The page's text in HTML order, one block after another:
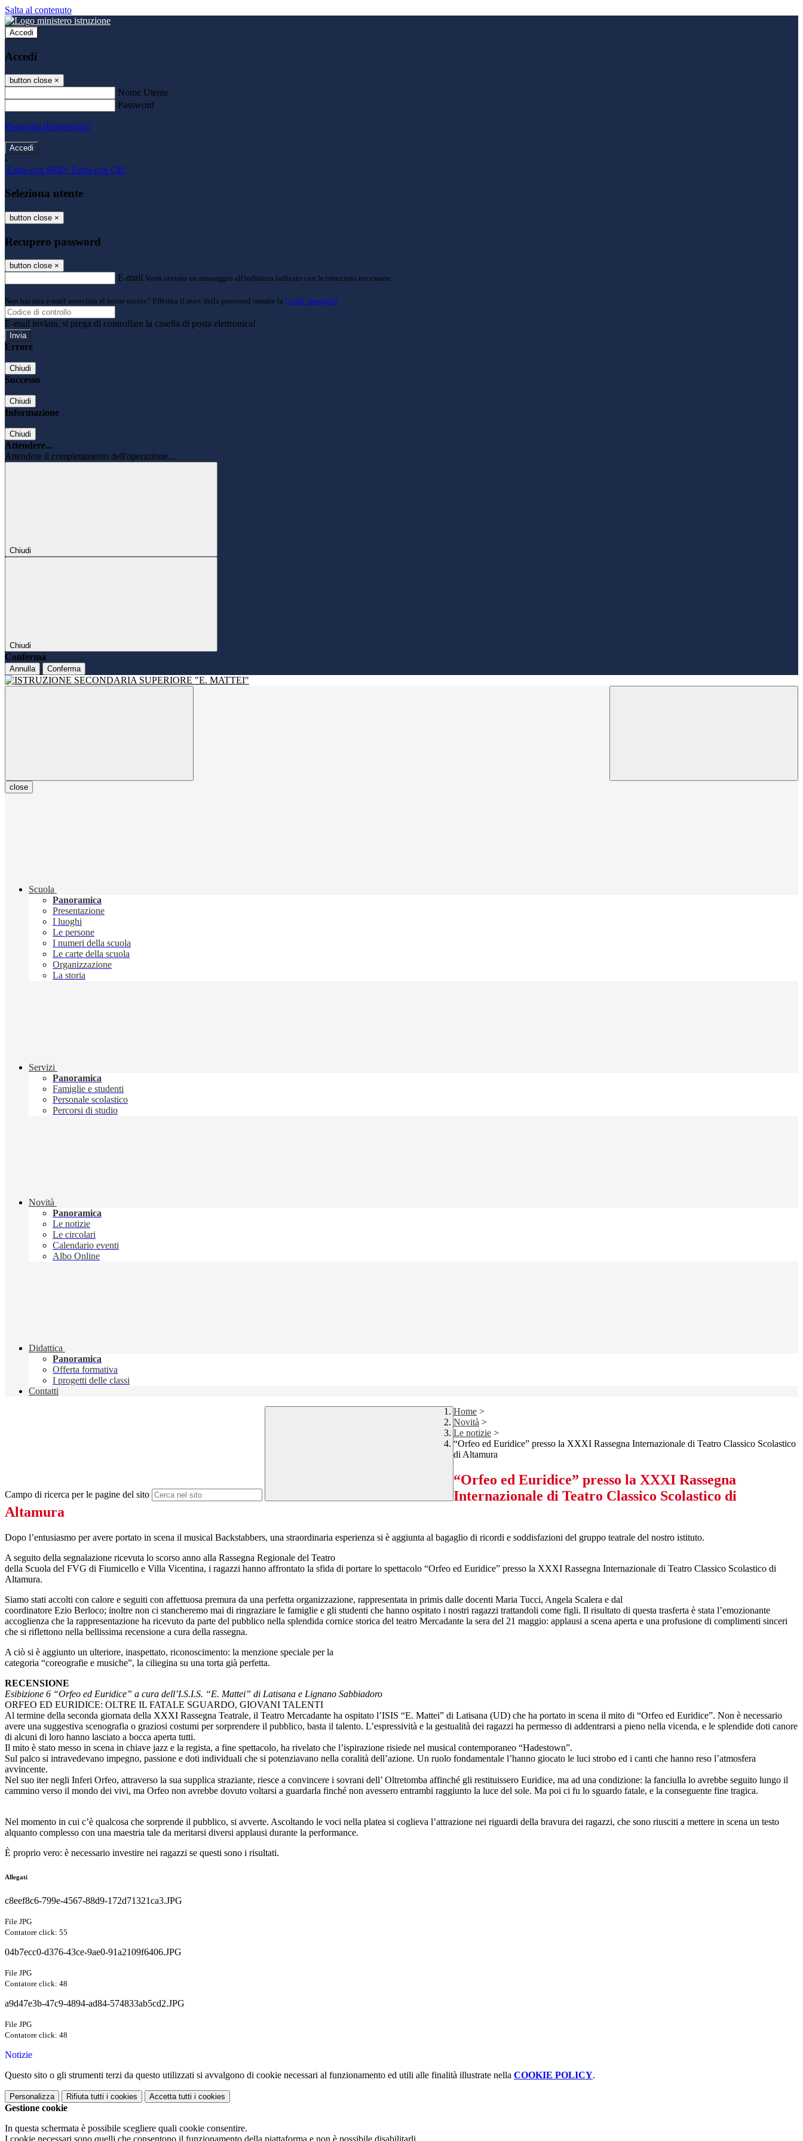
Salta al contenuto
Accedi
Accedi
button close ×
Nome Utente
Password
Password dimenticata?
-
Entra con SPID Entra con CIE
Seleziona utente
button close ×
Recupero password
button close ×
E-mail Verrà inviato un messaggio all'indirizzo indicato con le istruzioni necessarie.
Non hai una e-mail associata al nome utente? Effettua il reset della password tramite la Login Spaggiari
E-mail inviata, si prega di controllare la casella di posta elettronica!
Errore
Chiudi
Successo
Chiudi
Informazione
Chiudi
Attendere...
Attendere il completamento dell'operazione...
Chiudi
Chiudi
Conferma
Annulla Conferma
close
Scuola
Panoramica
Presentazione
I luoghi
Le persone
I numeri della scuola
Le carte della scuola
Organizzazione
La storia
Servizi
Panoramica
Famiglie e studenti
Personale scolastico
Percorsi di studio
Novità
Panoramica
Le notizie
Le circolari
Calendario eventi
Albo Online
Didattica
Panoramica
Offerta formativa
I progetti delle classi
Contatti
Campo di ricerca per le pagine del sito
Home >
Novità >
Le notizie >
“Orfeo ed Euridice” presso la XXXI Rassegna Internazionale di Teatro Classico Scolastico
di Altamura
“Orfeo ed Euridice” presso la XXXI Rassegna
Internazionale di Teatro Classico Scolastico di
Altamura
Dopo l’entusiasmo per avere portato in scena il musical Backstabbers, una straordinaria esperienza si è aggiunta al bagaglio di ricordi e soddisfazioni del gruppo teatrale del nostro istituto.
A seguito della segnalazione ricevuta lo scorso anno alla Rassegna Regionale del Teatro
della Scuola del FVG di Fiumicello e Villa Vicentina, i ragazzi hanno affrontato la sfida di portare lo spettacolo “Orfeo ed Euridice” presso la XXXI Rassegna Internazionale di Teatro Classico Scolastico di
Altamura.
Siamo stati accolti con calore e seguiti con affettuosa premura da una perfetta organizzazione, rappresentata in primis dalle docenti Maria Tucci, Angela Scalera e dal
coordinatore Ezio Berloco; inoltre non ci stancheremo mai di ringraziare le famiglie e gli studenti che hanno ospitato i nostri ragazzi trattandoli come figli. Il risultato di questa trasferta è stata l’emozionante
accoglienza che la rappresentazione ha ricevuto da parte del pubblico nella splendida cornice storica del teatro Mercadante la sera del 21 maggio: applausi a scena aperta e una profusione di complimenti sinceri
che si riflettono nella bellissima recensione a cura della rassegna.
A ciò si è aggiunto un ulteriore, inaspettato, riconoscimento: la menzione speciale per la
categoria “coreografie e musiche”, la ciliegina su una torta già perfetta.
RECENSIONE
Esibizione 6 “Orfeo ed Euridice” a cura dell’I.S.I.S. “E. Mattei” di Latisana e Lignano Sabbiadoro
ORFEO ED EURIDICE: OLTRE IL FATALE SGUARDO, GIOVANI TALENTI
Al termine della seconda giornata della XXXI Rassegna Teatrale, il Teatro Mercadante ha ospitato l’ISIS “E. Mattei” di Latisana (UD) che ha portato in scena il mito di “Orfeo ed Euridice”. Non è necessario
avere una suggestiva scenografia o graziosi costumi per sorprendere il pubblico, basta il talento. L’espressività e la gestualità dei ragazzi ha permesso di addentrarsi a pieno nella vicenda, e le splendide doti canore
di alcuni di loro hanno lasciato a bocca aperta tutti.
Il mito è stato messo in scena in chiave jazz e la regista, a fine spettacolo, ha rivelato che l’ispirazione risiede nel musical contemporaneo “Hadestown”.
Sul palco si intravedevano impegno, passione e doti individuali che si potenziavano nella coralità dell’azione. Un ruolo fondamentale l’hanno giocato le luci strobo ed i canti che hanno reso l’atmosfera
avvincente.
Nel suo iter negli Inferi Orfeo, attraverso la sua supplica straziante, riesce a convincere i sovrani dell’ Oltretomba affinché gli restituissero Euridice, ma ad una condizione: la fanciulla lo avrebbe seguito lungo il
cammino verso il mondo dei vivi, ma Orfeo non avrebbe dovuto voltarsi a guardarla finché non avessero entrambi raggiunto la luce del sole. Ma poi ci fu lo sguardo fatale, e la conseguente fine tragica.
Nel momento in cui c’è qualcosa che sorprende il pubblico, si avverte. Ascoltando le voci nella platea si coglieva l’attrazione nei riguardi della bravura dei ragazzi, che sono riusciti a mettere in scena un testo
alquanto complesso con una maestria tale da meritarsi diversi applausi durante la performance.
È proprio vero: è necessario investire nei ragazzi se questi sono i risultati.
Allegati
c8eef8c6-799e-4567-88d9-172d71321ca3.JPG
File JPG
Contatore click: 55
04b7ecc0-d376-43ce-9ae0-91a2109f6406.JPG
File JPG
Contatore click: 48
a9d47e3b-47c9-4894-ad84-574833ab5cd2.JPG
File JPG
Contatore click: 48
Notizie
Questo sito o gli strumenti terzi da questo utilizzati si avvalgono di cookie necessari al funzionamento ed utili alle finalità illustrate nella COOKIE POLICY.
Personalizza Rifiuta tutti i cookies Accetta tutti i cookies
Gestione cookie
In questa schermata è possibile scegliere quali cookie consentire.
I cookie necessari sono quelli che consentono il funzionamento della piattaforma e non è possibile disabilitarli.